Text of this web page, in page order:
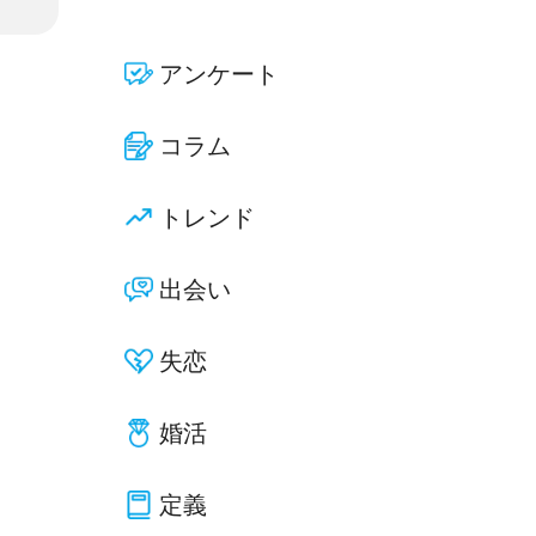
アンケート
コラム
トレンド
出会い
失恋
婚活
定義